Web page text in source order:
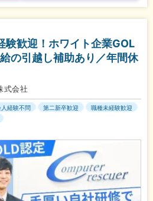
験歓迎！ホワイト企業GOL
の引越し補助あり／年間休
式会社
経験不問 第二新卒歓迎
職種未経験歓迎